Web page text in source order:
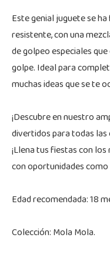
Este genial juguete se
resistente, con una
de golpeo especiales
golpe. Ideal para
muchas ideas que se te
¡Descubre en nuestro
divertidos para todas las
¡Llena tus fiestas con
con oportunidades
Edad recomendada: 18
Colección: Mola Mola.